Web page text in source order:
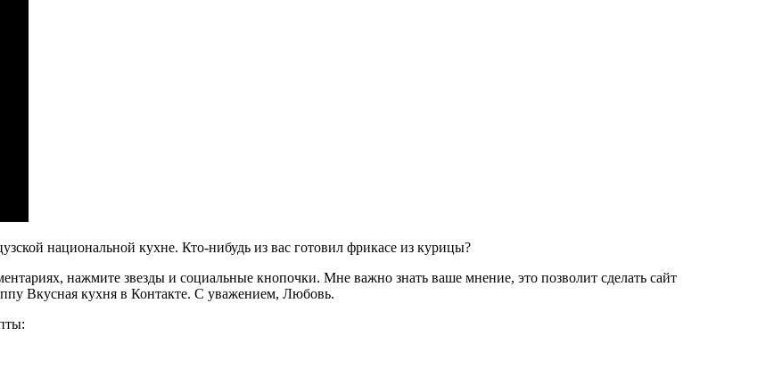
национальной кухне. Кто-нибудь из вас готовил фрикасе из курицы?
нажмите звезды и социальные кнопочки. Мне важно знать ваше мнение, это позволит сделать сайт
Вкусная кухня в Контакте. С уважением, Любовь.